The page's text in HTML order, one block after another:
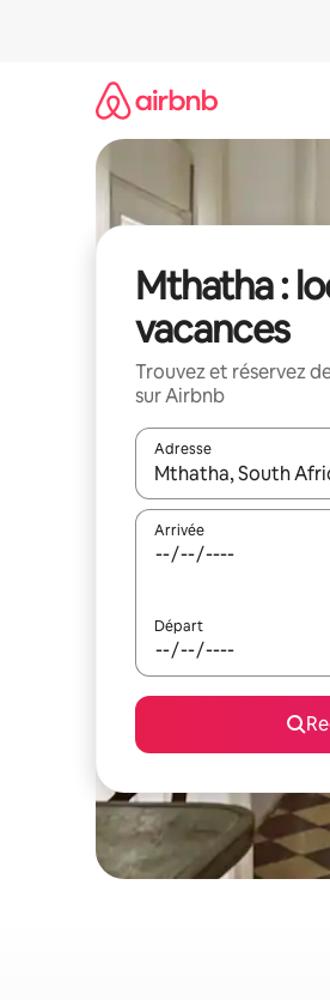
Mthatha :
vacances
Trouvez et réservez
sur Airbnb
Adresse
Lorsque les résultats
Arrivée
Départ